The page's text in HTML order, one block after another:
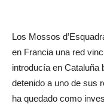
Los Mossos
en Francia una red
introducía en Cataluña
detenido a uno de sus
ha quedado como